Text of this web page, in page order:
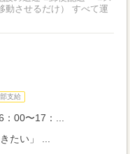
るだけ） すべて運
支給
00〜17：...
たい」 ...